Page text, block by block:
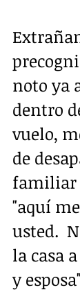
noto ya
dentro
vuelo,
de
familiar
"aquí
usted.
la casa
y